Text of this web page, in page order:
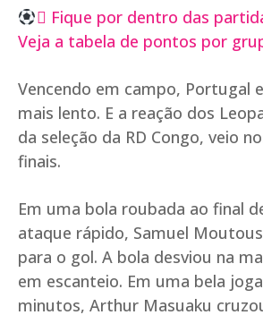
 Fique por dentro das
Veja a tabela de pontos por
Vencendo em campo, Portugal
mais lento. E a reação dos
da seleção da RD Congo, veio
finais.
Em uma bola roubada ao final
ataque rápido, Samuel
para o gol. A bola desviou na
em escanteio. Em uma bela
minutos, Arthur Masuaku